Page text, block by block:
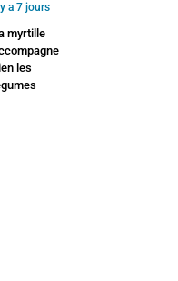
y a 7 jours
myrtille
les